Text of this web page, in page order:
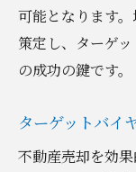
可能となります
策定し、ターゲ
の成功の鍵です。
ターゲットバイ
不動産売却を効